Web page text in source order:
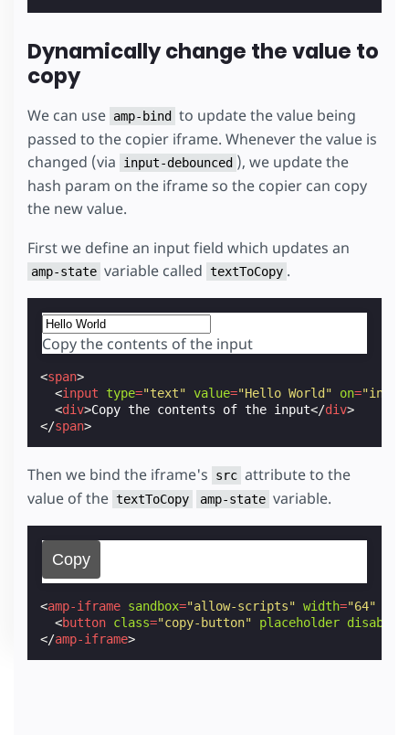
Dynamically change the value to
copy
We can use amp-bind
to update the value being
passed to the copier iframe. Whenever the value is
changed (via
input-debounced ), we update the
hash param on the iframe so the copier can copy
the new value.
First we define an input field which updates an
amp-state variable called textToCopy .
Copy the contents of the input
<span>
<input type="text" value="Hello World" on=
<div>Copy the contents of the input</div>
</span>
Then we bind the iframe's src attribute to the
value of the textToCopy amp-state variable.
<amp-iframe sandbox="allow-scripts" width="64"
<button class="copy-button" placeholder disabled
</amp-iframe>